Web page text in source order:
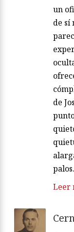
un
de sí
de
Leer